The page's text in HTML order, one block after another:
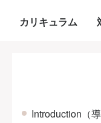
カリキュラム
Introduction（導